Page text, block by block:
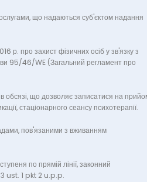
що надаються суб'єктом надання
р. про захист фізичних осіб у зв'язку з
95/46/WE (Загальний регламент про
обсязі, що дозволяє записатися на
стаціонарного сеансу психотерапії.
пов'язаними з вживанням
по прямій лінії, законний
3 ust. 1 pkt 2 u.p.p.